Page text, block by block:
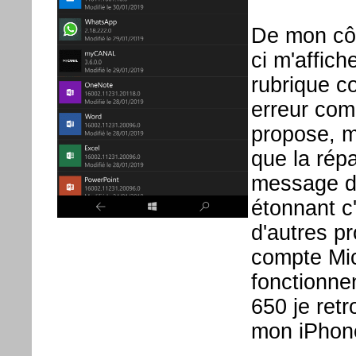
De mon
ci
rubrique
erreur
propose,
que la
message
étonnant
d'autres
compte
650 je
mon